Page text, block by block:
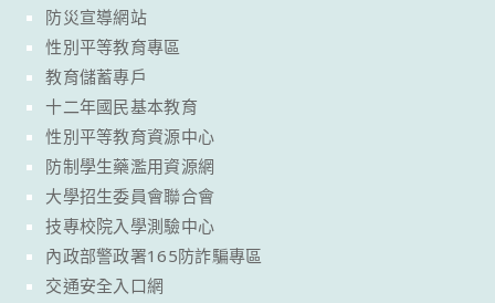
防災宣導網站
性別平等教育專區
教育儲蓄專戶
十二年國民基本教育
性別平等教育資源中心
防制學生藥濫用資源網
大學招生委員會聯合會
技專校院入學測驗中心
內政部警政署165防詐騙專區
交通安全入口網